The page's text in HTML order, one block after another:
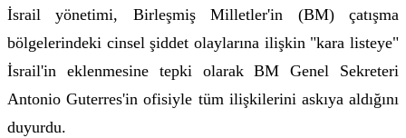
İsrail yönetimi, Birleşmiş Milletler'in (BM) çatışma
bölgelerindeki cinsel şiddet olaylarına ilişkin "kara listeye"
İsrail'in eklenmesine tepki olarak BM Genel Sekreteri
Antonio Guterres'in ofisiyle tüm ilişkilerini askıya aldığını
duyurdu.